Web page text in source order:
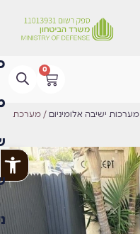
0
מערכות ישיבה אלומיניום / מערכת